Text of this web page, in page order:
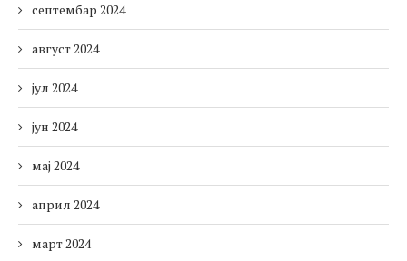
септембар 2024
август 2024
јул 2024
јун 2024
мај 2024
април 2024
март 2024